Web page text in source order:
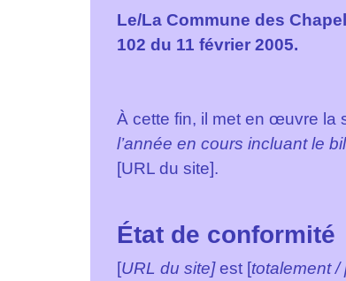
Le/La Commune des
102 du 11 février 2005.
À cette fin, il met en œuvre la
l’année en cours incluant le
[URL du site].
État de conformité
[URL du site]est [totalement /